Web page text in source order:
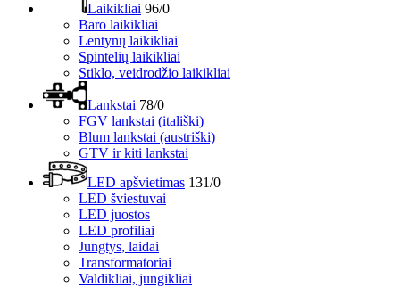
Laikikliai 96/0
Baro laikikliai
Lentynų laikikliai
Spintelių laikikliai
Stiklo, veidrodžio laikikliai
Lankstai 78/0
FGV lankstai (itališki)
Blum lankstai (austriški)
GTV ir kiti lankstai
LED apšvietimas 131/0
LED šviestuvai
LED juostos
LED profiliai
Jungtys, laidai
Transformatoriai
Valdikliai, jungikliai